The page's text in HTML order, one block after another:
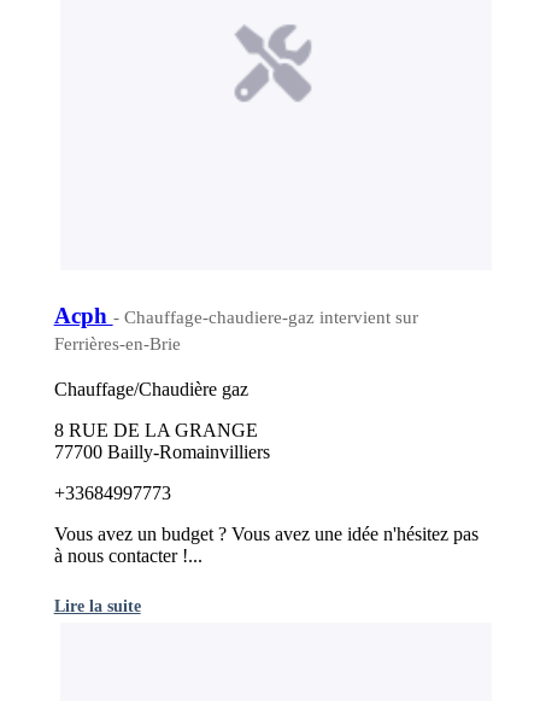
Acph - Chauffage-chaudiere-gaz intervient sur
Ferrières-en-Brie
Chauffage/Chaudière gaz
8 RUE DE LA GRANGE
77700 Bailly-Romainvilliers
+33684997773
Vous avez un budget ? Vous avez une idée n'hésitez pas
à nous contacter !...
Lire la suite